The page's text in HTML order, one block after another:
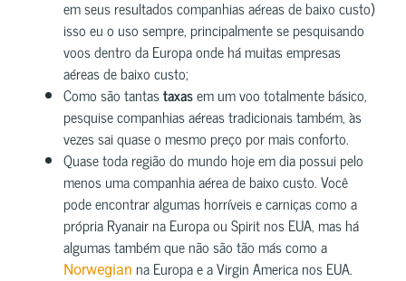
em seus resultados companhias aéreas de baixo custo)
isso eu o uso sempre, principalmente se pesquisando
voos dentro da Europa onde há muitas empresas
aéreas de baixo custo;
Como são tantastaxasem um voo totalmente básico,
pesquise companhias aéreas tradicionais também, às
vezes sai quase o mesmo preço por mais conforto.
Quase toda região do mundo hoje em dia possui pelo
menos uma companhia aérea de baixo custo. Você
pode encontrar algumas horríveis e carniças como a
própria Ryanair na Europa ou Spirit nos EUA, mas há
algumas também que não são tão más como a
Norwegian na Europa e a Virgin America nos EUA.